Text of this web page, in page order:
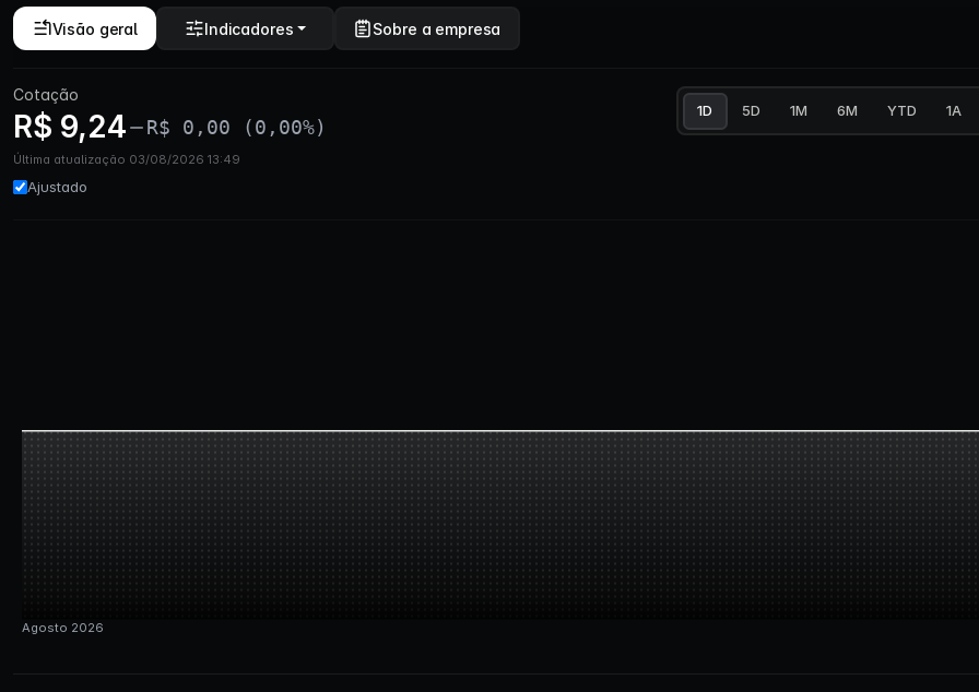
Visão geral Indicadores Sobre a empresa
Cotação
R$ 9,24 R$ 0,00 (0,00%)
Última atualização 03/08/2026 13:49
Ajustado
1D 5D 1M 6M YTD 1A